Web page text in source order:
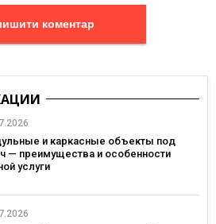
Залишити коментар
и каркасные объекты под
— преимущества и особенности
услуги